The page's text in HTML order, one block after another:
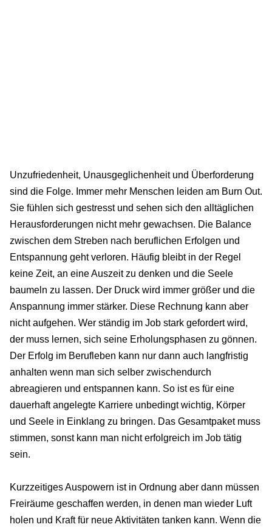
Unzufriedenheit, Unausgeglichenheit und Überforderung
sind die Folge. Immer mehr Menschen leiden am Burn Out.
Sie fühlen sich gestresst und sehen sich den alltäglichen
Herausforderungen nicht mehr gewachsen. Die Balance
zwischen dem Streben nach beruflichen Erfolgen und
Entspannung geht verloren. Häufig bleibt in der Regel
keine Zeit, an eine Auszeit zu denken und die Seele
baumeln zu lassen. Der Druck wird immer größer und die
Anspannung immer stärker. Diese Rechnung kann aber
nicht aufgehen. Wer ständig im Job stark gefordert wird,
der muss lernen, sich seine Erholungsphasen zu gönnen.
Der Erfolg im Berufleben kann nur dann auch langfristig
anhalten wenn man sich selber zwischendurch
abreagieren und entspannen kann. So ist es für eine
dauerhaft angelegte Karriere unbedingt wichtig, Körper
und Seele in Einklang zu bringen. Das Gesamtpaket muss
stimmen, sonst kann man nicht erfolgreich im Job tätig
sein.
Kurzzeitiges Auspowern ist in Ordnung aber dann müssen
Freiräume geschaffen werden, in denen man wieder Luft
holen und Kraft für neue Aktivitäten tanken kann. Wenn die